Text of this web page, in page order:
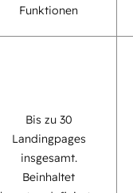
Funktionen
Bis zu 30
Landingpages
insgesamt.
Beinhaltet